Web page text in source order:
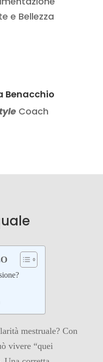
e Bellezza
Benacchio
Coach
mestruale? Con
vivere “quei